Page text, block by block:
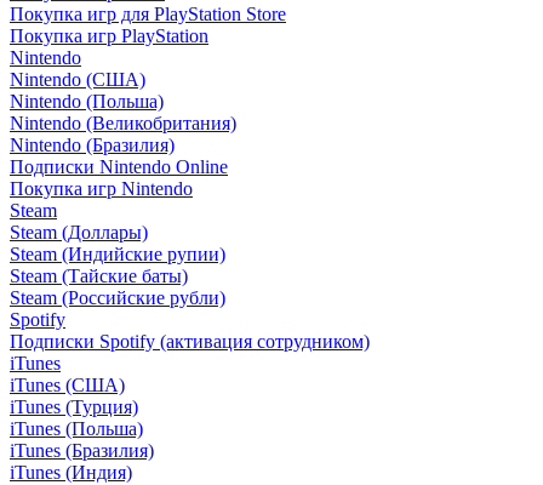
Покупка игр для PlayStation Store
Покупка игр PlayStation
Nintendo
Nintendo (США)
Nintendo (Польша)
Nintendo (Великобритания)
Nintendo (Бразилия)
Подписки Nintendo Online
Покупка игр Nintendo
Steam
Steam (Доллары)
Steam (Индийские рупии)
Steam (Тайские баты)
Steam (Российские рубли)
Spotify
Подписки Spotify (активация сотрудником)
iTunes
iTunes (США)
iTunes (Турция)
iTunes (Польша)
iTunes (Бразилия)
iTunes (Индия)